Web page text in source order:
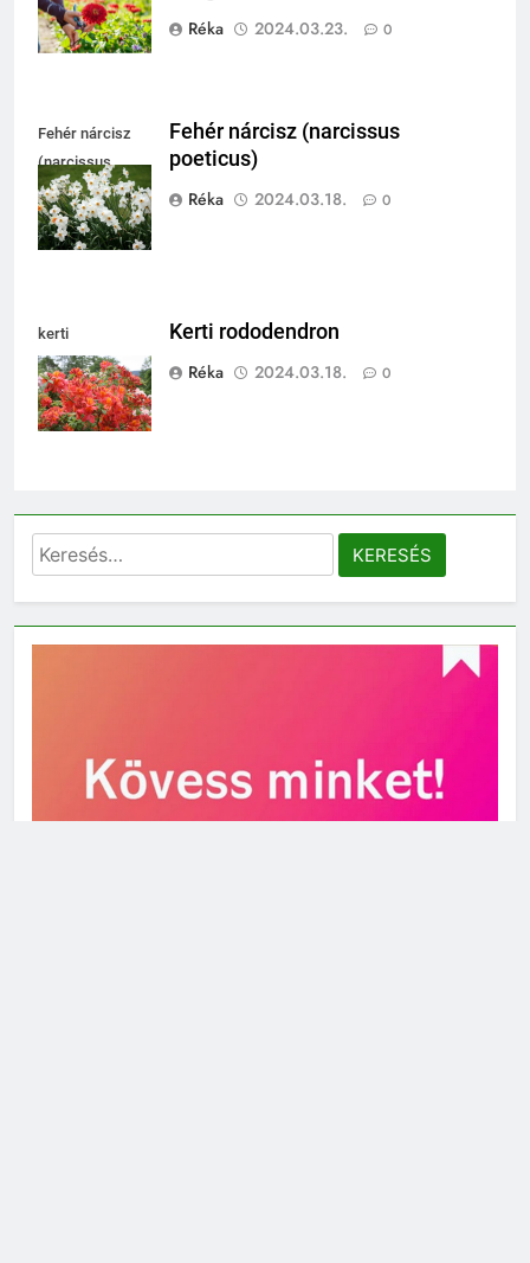
Réka
2024.03.23. 0
Fehér nárcisz
(narcissus
poeticus)
Fehér nárcisz (narcissus
poeticus)
Réka
2024.03.18. 0
kerti
rododendron
Kerti rododendron
Réka
2024.03.18. 0
Keresés: